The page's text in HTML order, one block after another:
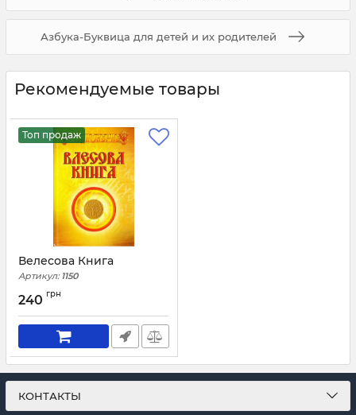
Азбука-Буквица для детей и их родителей
Рекомендуемые товары
Топ продаж
Велесова Книга
Артикул: 1150
240 грн
КОНТАКТЫ